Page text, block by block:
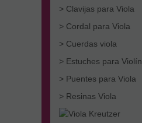
> Clavijas para Viola
> Cordal para Viola
> Cuerdas viola
> Estuches para Violín
> Puentes para Viola
> Resinas Viola